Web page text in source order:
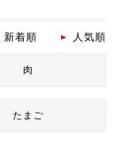
新着順 人気順
肉
たまご